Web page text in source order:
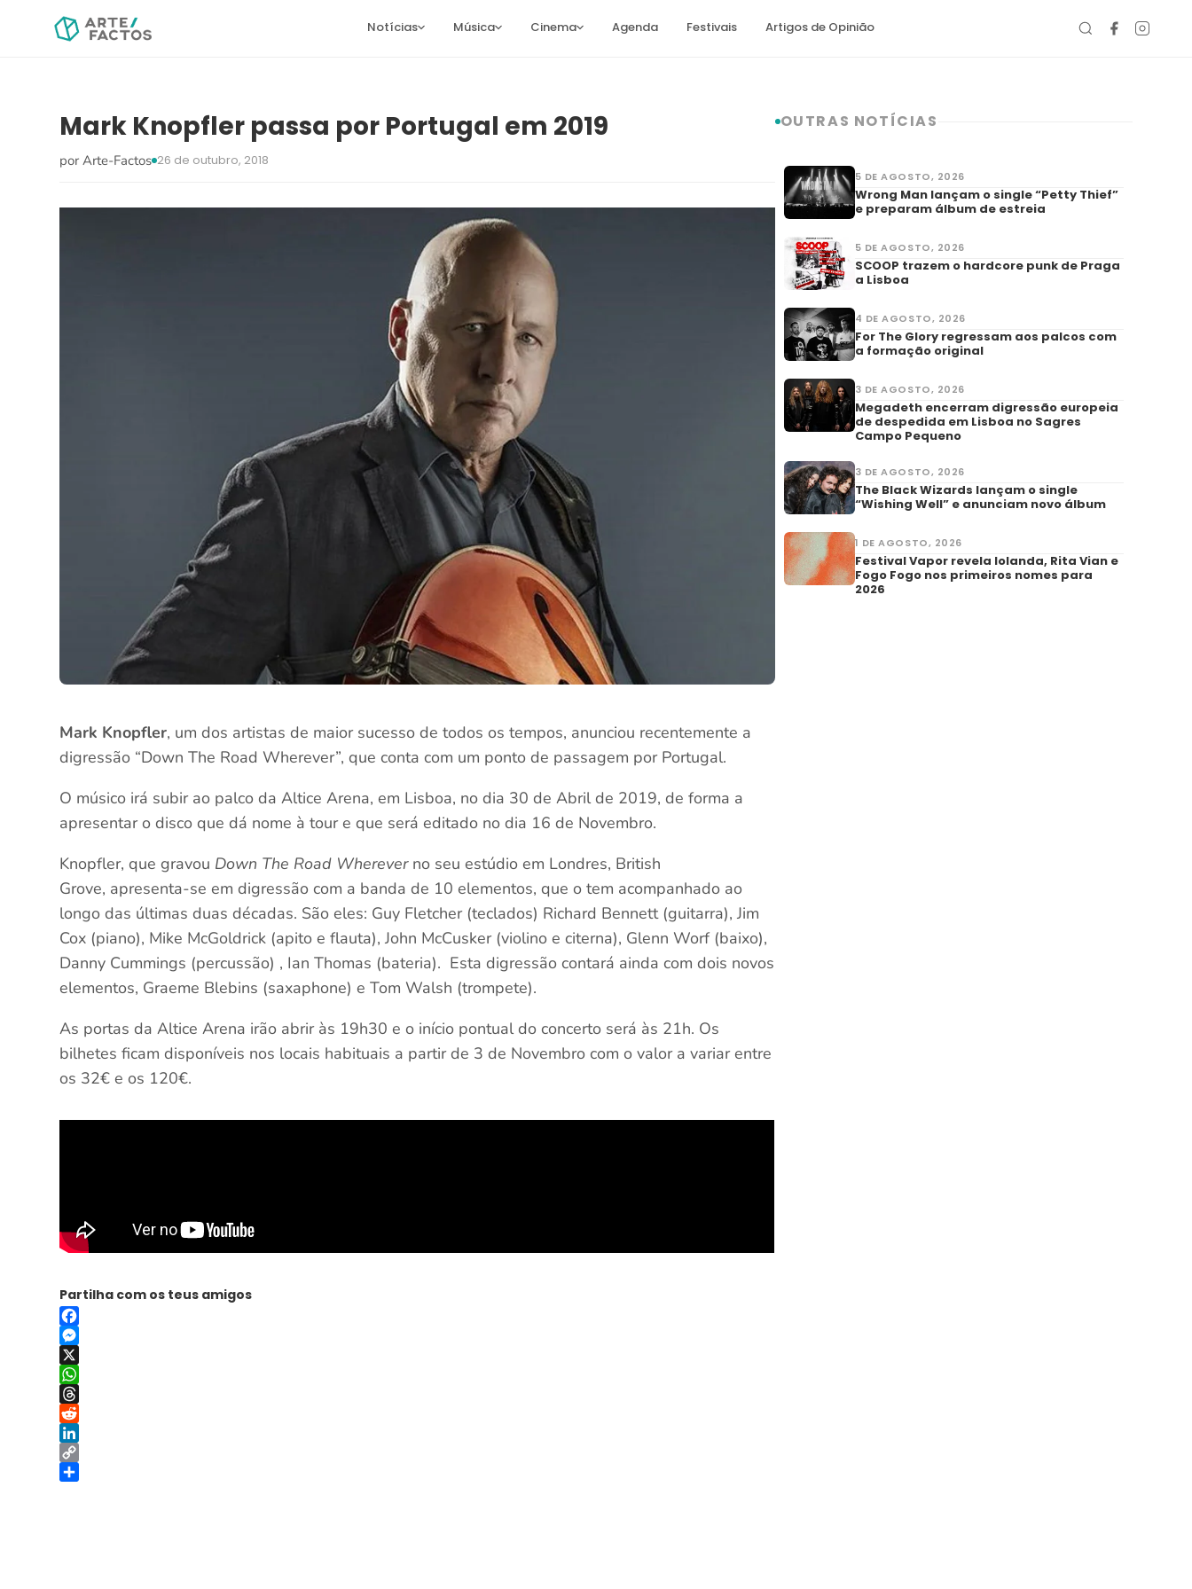
Notícias Música Cinema Agenda Festivais Artigos de Opinião
Mark Knopfler passa por Portugal em 2019
por Arte-Factos 26 de outubro, 2018
Mark Knopfler, um dos artistas de maior sucesso de todos os tempos, anunciou recentemente a
digressão “Down The Road Wherever”, que conta com um ponto de passagem por Portugal.
O músico irá subir ao palco da Altice Arena, em Lisboa, no dia 30 de Abril de 2019, de forma a
apresentar o disco que dá nome à tour e que será editado no dia 16 de Novembro.
Knopfler, que gravou Down The Road Whereverno seu estúdio em Londres, British
Grove, apresenta-se em digressão com a banda de 10 elementos, que o tem acompanhado ao
longo das últimas duas décadas. São eles: Guy Fletcher (teclados) Richard Bennett (guitarra), Jim
Cox (piano), Mike McGoldrick (apito e flauta), John McCusker (violino e citerna), Glenn Worf (baixo),
Danny Cummings (percussão) , Ian Thomas (bateria). Esta digressão contará ainda com dois novos
elementos, Graeme Blebins (saxaphone) e Tom Walsh (trompete).
As portas da Altice Arena irão abrir às 19h30 e o início pontual do concerto será às 21h. Os
bilhetes ficam disponíveis nos locais habituais a partir de 3 de Novembro com o valor a variar entre
os 32€ e os 120€.
Partilha com os teus amigos
Facebook
Messenger
X
WhatsApp
Threads
Reddit
LinkedIn
Copy
OUTRAS NOTÍCIAS
5 DE AGOSTO, 2026
Wrong Man lançam o single “Petty Thief”
e preparam álbum de estreia
5 DE AGOSTO, 2026
SCOOP trazem o hardcore punk de Praga
a Lisboa
4 DE AGOSTO, 2026
For The Glory regressam aos palcos com
a formação original
3 DE AGOSTO, 2026
Megadeth encerram digressão europeia
de despedida em Lisboa no Sagres
Campo Pequeno
3 DE AGOSTO, 2026
The Black Wizards lançam o single
“Wishing Well” e anunciam novo álbum
1 DE AGOSTO, 2026
Festival Vapor revela Iolanda, Rita Vian e
Fogo Fogo nos primeiros nomes para
2026